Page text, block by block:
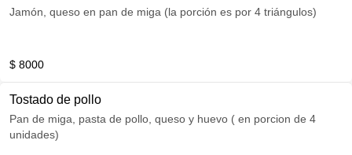
Jamón, queso en pan de miga (la porción es por 4 triángulos)
$ 8000
Tostado de pollo
Pan de miga, pasta de pollo, queso y huevo ( en porcion de 4
unidades)